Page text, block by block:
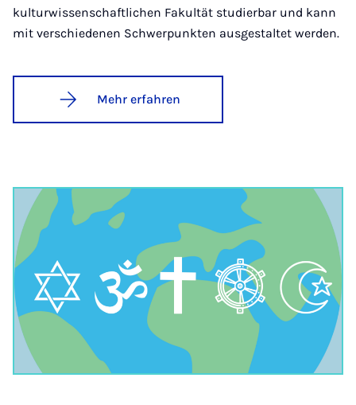
kulturwissenschaftlichen Fakultät studierbar und kann
mit verschiedenen Schwerpunkten ausgestaltet werden.
Mehr erfahren